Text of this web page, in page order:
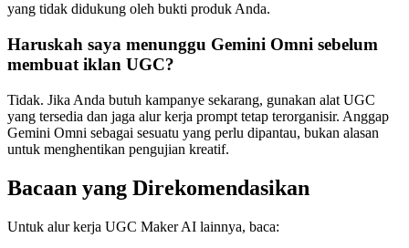
yang tidak didukung oleh bukti produk Anda.
Haruskah saya menunggu Gemini Omni sebelum
membuat iklan UGC?
Tidak. Jika Anda butuh kampanye sekarang, gunakan alat UGC
yang tersedia dan jaga alur kerja prompt tetap terorganisir. Anggap
Gemini Omni sebagai sesuatu yang perlu dipantau, bukan alasan
untuk menghentikan pengujian kreatif.
Bacaan yang Direkomendasikan
Untuk alur kerja UGC Maker AI lainnya, baca: